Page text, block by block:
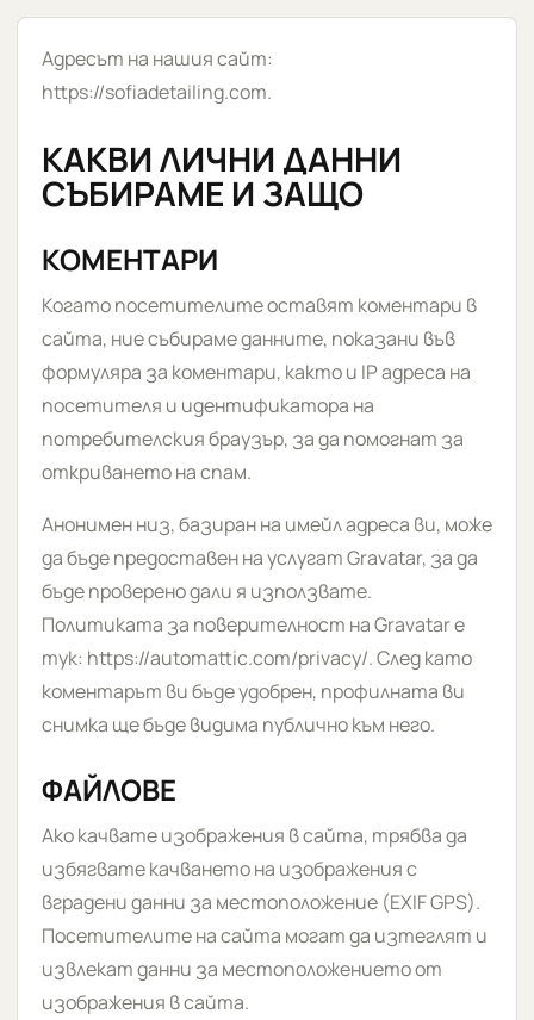
Адресът на нашия сайт:
https://sofiadetailing.com.
КАКВИ ЛИЧНИ ДАННИ
СЪБИРАМЕ И ЗАЩО
КОМЕНТАРИ
Когато посетителите оставят коментари в
сайта, ние събираме данните, показани във
формуляра за коментари, както и IP адреса на
посетителя и идентификатора на
потребителския браузър, за да помогнат за
откриването на спам.
Анонимен низ, базиран на имейл адреса ви, може
да бъде предоставен на услугат Gravatar, за да
бъде проверено дали я използвате.
Политиката за поверителност на Gravatar е
тук: https://automattic.com/privacy/. След като
коментарът ви бъде удобрен, профилната ви
снимка ще бъде видима публично към него.
ФАЙЛОВЕ
Ако качвате изображения в сайта, трябва да
избягвате качването на изображения с
вградени данни за местоположение (EXIF GPS).
Посетителите на сайта могат да изтеглят и
извлекат данни за местоположението от
изображения в сайта.